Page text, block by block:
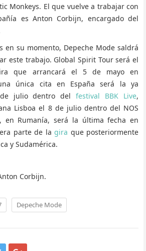
Monkeys. El que vuelve a trabajar con
es Anton Corbijn, encargado del
en su momento, Depeche Mode saldrá
este trabajo. Global Spirit Tour será el
que arrancará el 5 de mayo en
única cita en España será la ya
de julio dentro delfestival BBK Live,
Lisboa el 8 de julio dentro del NOS
en Rumanía, será la última fecha en
parte de lagira que posteriormente
y Sudamérica.
Corbijn.
Depeche Mode